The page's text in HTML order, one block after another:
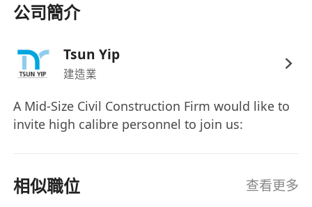
公司簡介
Tsun Yip
建造業
A Mid-Size Civil Construction Firm would like to
invite high calibre personnel to join us:
相似職位 查看更多